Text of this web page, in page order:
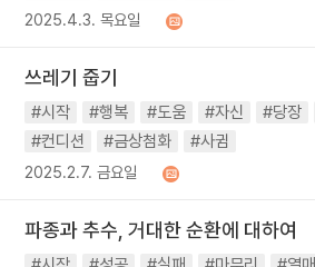
2025.4.3. 목요일
쓰레기 줍기
#시작 #행복 #도움 #자신 #당장
#컨디션
#금상첨화 #사귐
2025.2.7. 금요일
파종과 추수, 거대한 순환에 대하여